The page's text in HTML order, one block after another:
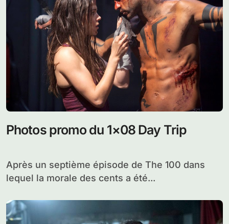
Photos promo du 1×08 Day Trip
Après un septième épisode de The 100 dans
lequel la morale des cents a été...